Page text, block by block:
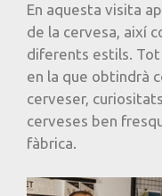
En aquesta visita
de la cervesa, així
diferents estils.
en la que obtindrà
cerveser,
cerveses ben
fàbrica.